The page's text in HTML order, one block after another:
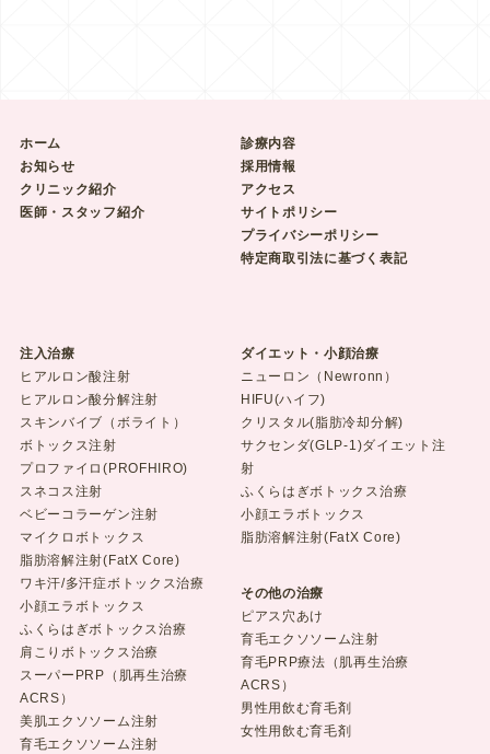
ホーム
お知らせ
クリニック紹介
医師・スタッフ紹介
診療内容
採用情報
アクセス
サイトポリシー
プライバシーポリシー
特定商取引法に基づく表記
注入治療
ヒアルロン酸注射
ヒアルロン酸分解注射
スキンバイブ（ボライト）
ボトックス注射
プロファイロ(PROFHIRO)
スネコス注射
ベビーコラーゲン注射
マイクロボトックス
脂肪溶解注射(FatX Core)
ワキ汗/多汗症ボトックス治療
小顔エラボトックス
ふくらはぎボトックス治療
肩こりボトックス治療
スーパーPRP（肌再生治療
ACRS）
美肌エクソソーム注射
育毛エクソソーム注射
ダイエット・小顔治療
ニューロン（Newronn）
HIFU(ハイフ)
クリスタル(脂肪冷却分解)
サクセンダ(GLP-1)ダイエット注
射
ふくらはぎボトックス治療
小顔エラボトックス
脂肪溶解注射(FatX Core)
その他の治療
ピアス穴あけ
育毛エクソソーム注射
育毛PRP療法（肌再生治療
ACRS）
男性用飲む育毛剤
女性用飲む育毛剤